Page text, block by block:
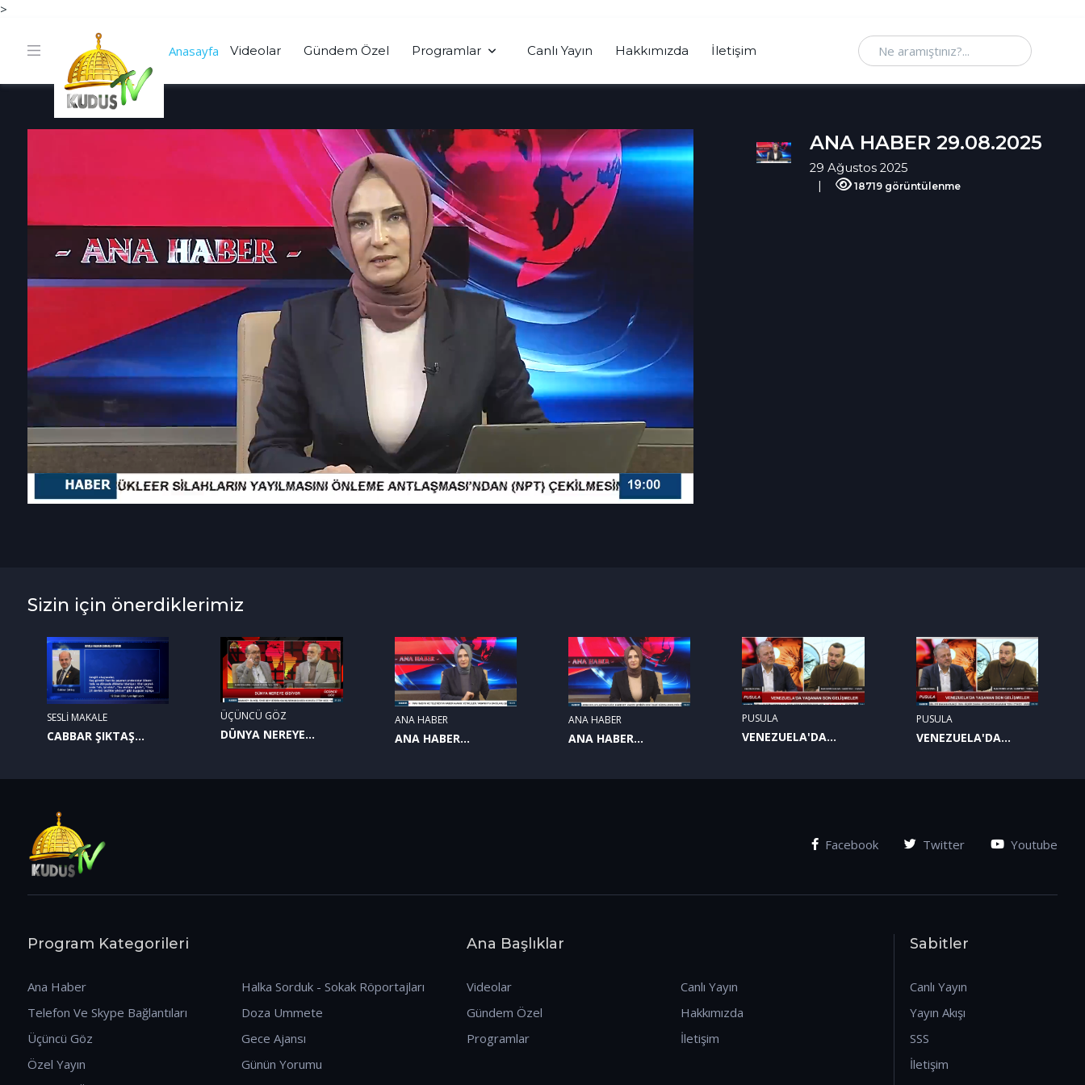
>
Anasayfa Videolar Gündem Özel Programlar Canlı Yayın Hakkımızda İletişim Ne aramıştınız
ANA HABER 29.08.2025
29 Ağustos 2025
18719 görüntülenme
Sizin için önerdiklerimiz
SESLİ MAKALE
CABBAR ŞIKTAŞ
ÜÇÜNCÜ GÖZ
DÜNYA NEREYE
ANA HABER
ANA HABER
ANA HABER
ANA HABER
PUSULA
VENEZUELA'DA
PUSULA
VENEZUELA'DA
Facebook Twitter Youtube
Program Kategorileri
Ana Haber
Telefon Ve Skype Bağlantıları
Üçüncü Göz
Özel Yayın
Halka Sorduk - Sokak Röportajları
Doza Ummete
Gece Ajansı
Günün Yorumu
Ana Başlıklar
Videolar
Gündem Özel
Programlar
Canlı Yayın
Hakkımızda
İletişim
Sabitler
Canlı Yayın
Yayın Akışı
SSS
İletişim